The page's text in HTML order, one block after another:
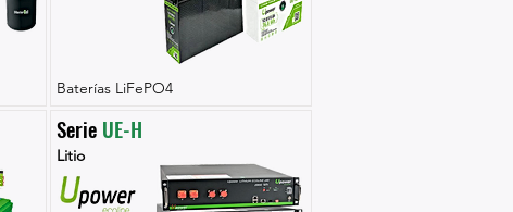
Baterías LiFePO4
Serie UE-H
Litio